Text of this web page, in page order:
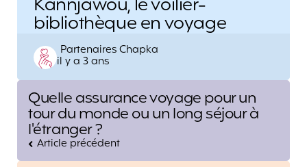
Kannjawou, le voilier-
bibliothèque en voyage
Posted
by
Partenaires Chapka
il y a 3 ans
Post
navigation
Quelle assurance voyage pour un
tour du monde ou un long séjour à
l'étranger ?
Article précédent